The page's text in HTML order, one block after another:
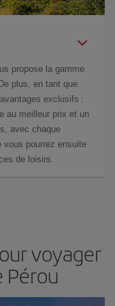
propose la gamme
plus, en tant que
exclusifs :
au meilleur prix et un
avec chaque
vous pourrez ensuite
de loisirs.
voyager
Pérou